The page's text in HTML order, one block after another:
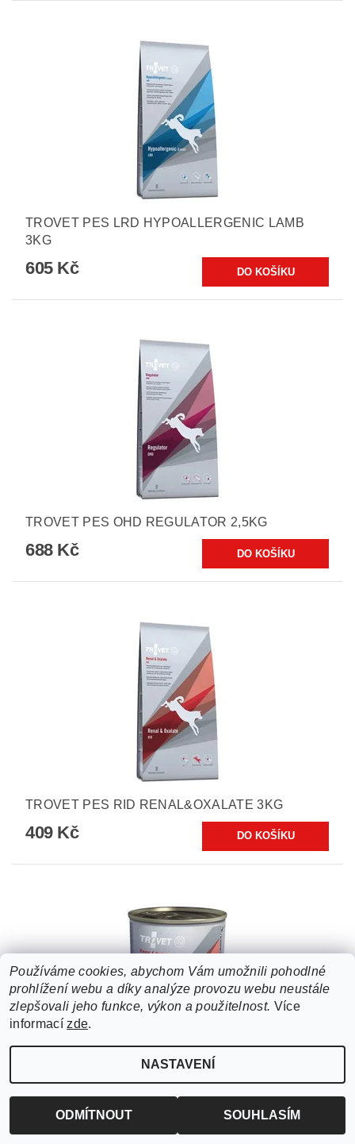
TROVET PES LRD HYPOALLERGENIC LAMB
3KG
605 Kč
TROVET PES OHD REGULATOR 2,5KG
688 Kč
TROVET PES RID RENAL&OXALATE 3KG
409 Kč
TROVET PES RID RENAL&OXALATE KONZ.
78 Kč
Používáme cookies, abychom Vám umožnili pohodlné
prohlížení webu a díky analýze provozu webu neustále
zlepšovali jeho funkce, výkon a použitelnost. Více
informacízde.
NASTAVENÍ
ODMÍTNOUT SOUHLASÍM